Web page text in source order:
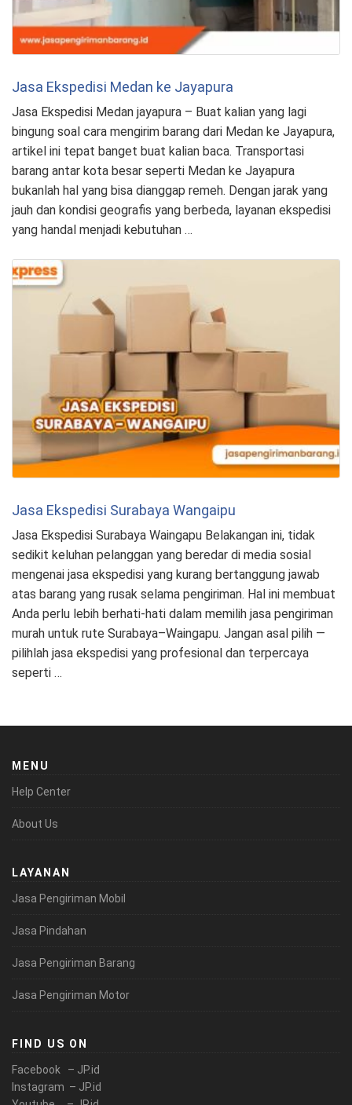
Jasa Ekspedisi Medan ke Jayapura
Jasa Ekspedisi Medan jayapura – Buat kalian yang lagi
bingung soal cara mengirim barang dari Medan ke Jayapura,
artikel ini tepat banget buat kalian baca. Transportasi
barang antar kota besar seperti Medan ke Jayapura
bukanlah hal yang bisa dianggap remeh. Dengan jarak yang
jauh dan kondisi geografis yang berbeda, layanan ekspedisi
yang handal menjadi kebutuhan …
Jasa Ekspedisi Surabaya Wangaipu
Jasa Ekspedisi Surabaya Waingapu Belakangan ini, tidak
sedikit keluhan pelanggan yang beredar di media sosial
mengenai jasa ekspedisi yang kurang bertanggung jawab
atas barang yang rusak selama pengiriman. Hal ini membuat
Anda perlu lebih berhati-hati dalam memilih jasa pengiriman
murah untuk rute Surabaya–Waingapu. Jangan asal pilih —
pilihlah jasa ekspedisi yang profesional dan terpercaya
seperti …
MENU
Help Center
About Us
LAYANAN
Jasa Pengiriman Mobil
Jasa Pindahan
Jasa Pengiriman Barang
Jasa Pengiriman Motor
FIND US ON
Facebook – JP.id
Instagram – JP.id